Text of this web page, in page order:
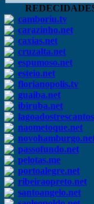
camboriu.tv
carazinho.net
caxias.net
cruzalta.net
espumoso.net
esteio.net
florianopolis.tv
guaiba.net
ibiruba.net
naometoque.net
passofundo.net
pelotas.me
portoalegre.net
ribeiraopreto.net
santoangelo.net